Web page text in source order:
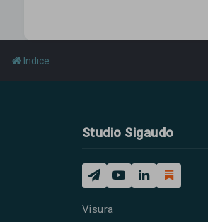
Indice
Studio Sigaudo
Visura